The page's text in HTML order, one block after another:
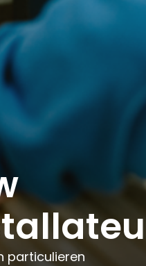
particulieren
particulieren
particulieren